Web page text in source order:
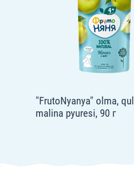
"FrutoNyanya" olma,
malina pyuresi, 90 г